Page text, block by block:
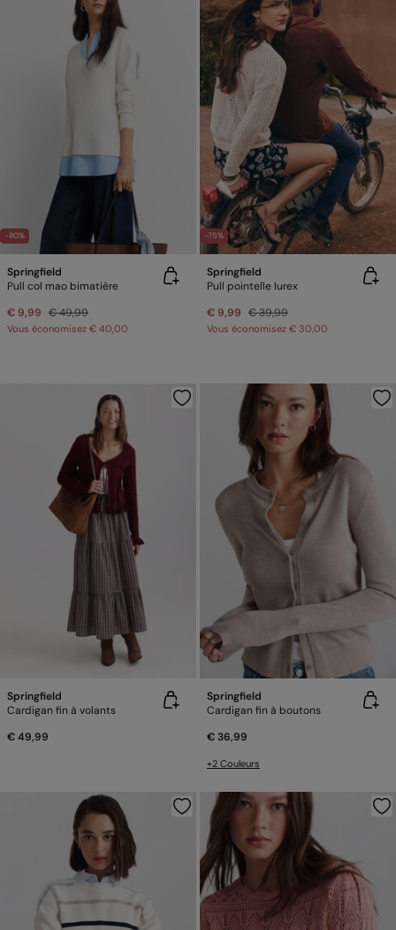
-80%
Springfield
Pull col mao bimatière
€ 9,99 € 49,99
Vous économisez € 40,00
-75%
Springfield
Pull pointelle lurex
€ 9,99 € 39,99
Vous économisez € 30,00
Springfield
Cardigan fin à volants
€ 49,99
Springfield
Cardigan fin à boutons
€ 36,99
+2 Couleurs